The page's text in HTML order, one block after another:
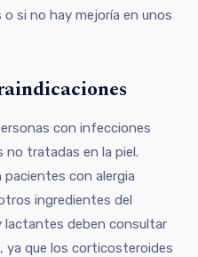
si no hay mejoría en unos
con infecciones
no tratadas en la piel.
pacientes con alergia
ingredientes del
lactantes deben consultar
ya que los corticosteroides